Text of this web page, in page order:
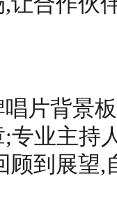
片背景
专业主持
顾到展望,